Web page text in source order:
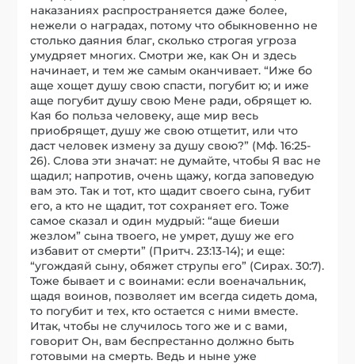
наказаниях распространяется даже более,
нежели о наградах, потому что обыкновенно не
столько даяния благ, сколько строгая угроза
умудряет многих. Смотри же, как Он и здесь
начинает, и тем же самым оканчивает. “Иже бо
аще хощет душу свою спасти, погубит ю; и иже
аще погубит душу свою Мене ради, обрящет ю.
Кая бо польза человеку, аще мир весь
приобрящет, душу же свою отщетит, или что
даст человек измену за душу свою?” (Мф. 16:25-
26). Слова эти значат: не думайте, чтобы Я вас не
щадил; напротив, очень щажу, когда заповедую
вам это. Так и тот, кто щадит своего сына, губит
его, а кто не щадит, тот сохраняет его. Тоже
самое сказал и один мудрый: “аще биеши
жезлом” сына твоего, не умрет, душу же его
избавит от смерти” (Притч. 23:13-14); и еще:
“угождаяй сыну, обяжет струпы его” (Сирах. 30:7).
Тоже бывает и с воинами: если военачальник,
щадя воинов, позволяет им всегда сидеть дома,
то погубит и тех, кто остается с ними вместе.
Итак, чтобы не случилось того же и с вами,
говорит Он, вам беспрестанно должно быть
готовыми на смерть. Ведь и ныне уже